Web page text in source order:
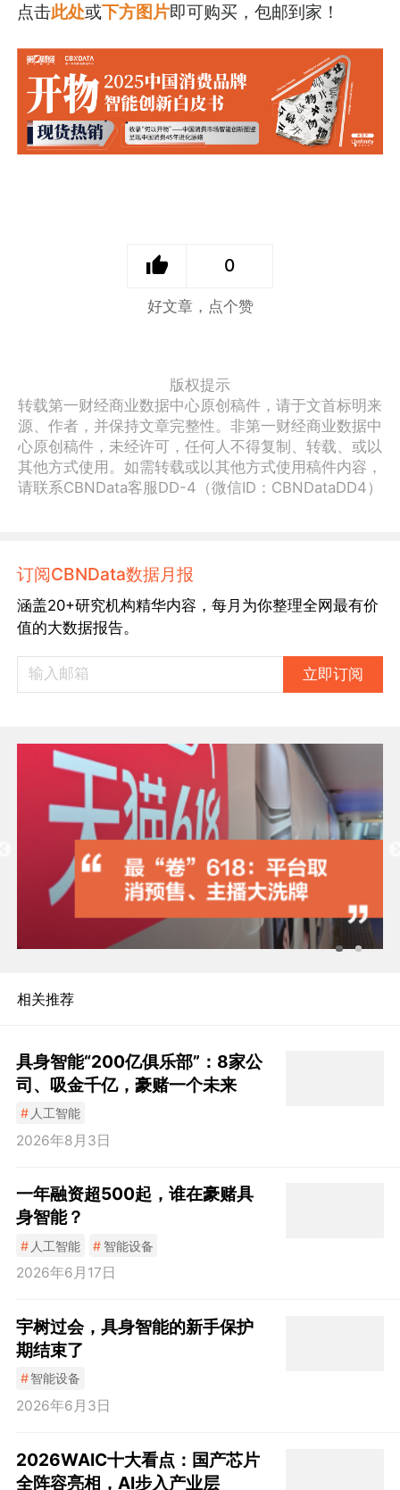
点击此处或下方图片即可购买，包邮到家！
0
好文章，点个赞
版权提示
转载第一财经商业数据中心原创稿件，请于文首标明来
源、作者，并保持文章完整性。非第一财经商业数据中
心原创稿件，未经许可，任何人不得复制、转载、或以
其他方式使用。如需转载或以其他方式使用稿件内容，
请联系CBNData客服DD-4（微信ID：CBNDataDD4）
订阅CBNData数据月报
涵盖20+研究机构精华内容，每月为你整理全网最有价
值的大数据报告。
立即订阅
相关推荐
具身智能“200亿俱乐部”：8家公
司、吸金千亿，豪赌一个未来
# 人工智能
2026年8月3日
一年融资超500起，谁在豪赌具
身智能？
# 人工智能 # 智能设备
2026年6月17日
宇树过会，具身智能的新手保护
期结束了
#智能设备
2026年6月3日
2026WAIC十大看点：国产芯片
全阵容亮相，AI步入产业层